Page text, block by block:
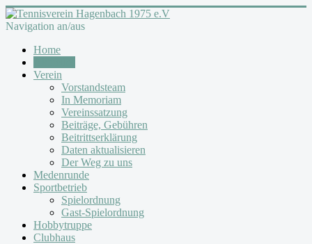
Navigation an/aus
Home
Verein
Vorstandsteam
In Memoriam
Vereinssatzung
Beiträge, Gebühren
Beitrittserklärung
Daten aktualisieren
Der Weg zu uns
Medenrunde
Sportbetrieb
Spielordnung
Gast-Spielordnung
Hobbytruppe
Clubhaus